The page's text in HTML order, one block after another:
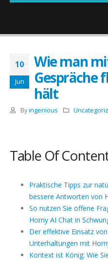
10
Jun
Wie man
Gespräche
hält
By ingenious
Table Of
Praktische Tipps zur
bessere Antworten von
So nutzen Sie offene
Horny AI Chat in
Der effektive Einsatz
Unterhaltungen mit
Kontext ist König: Wie